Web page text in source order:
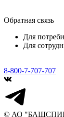
Обратная связь
Для
Для
8-800-7-707-707
© АО